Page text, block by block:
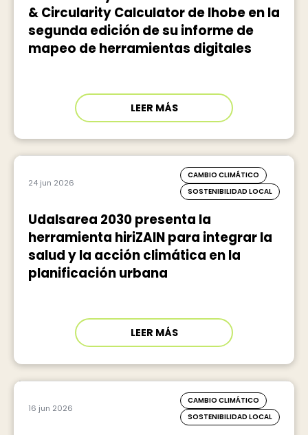
& Circularity Calculator de Ihobe en la
segunda edición de su informe de
mapeo de herramientas digitales
LEER MÁS
24 jun 2026
CAMBIO CLIMÁTICO
SOSTENIBILIDAD LOCAL
Udalsarea 2030 presenta la
herramienta hiriZAIN para integrar la
salud y la acción climática en la
planificación urbana
LEER MÁS
16 jun 2026
CAMBIO CLIMÁTICO
SOSTENIBILIDAD LOCAL